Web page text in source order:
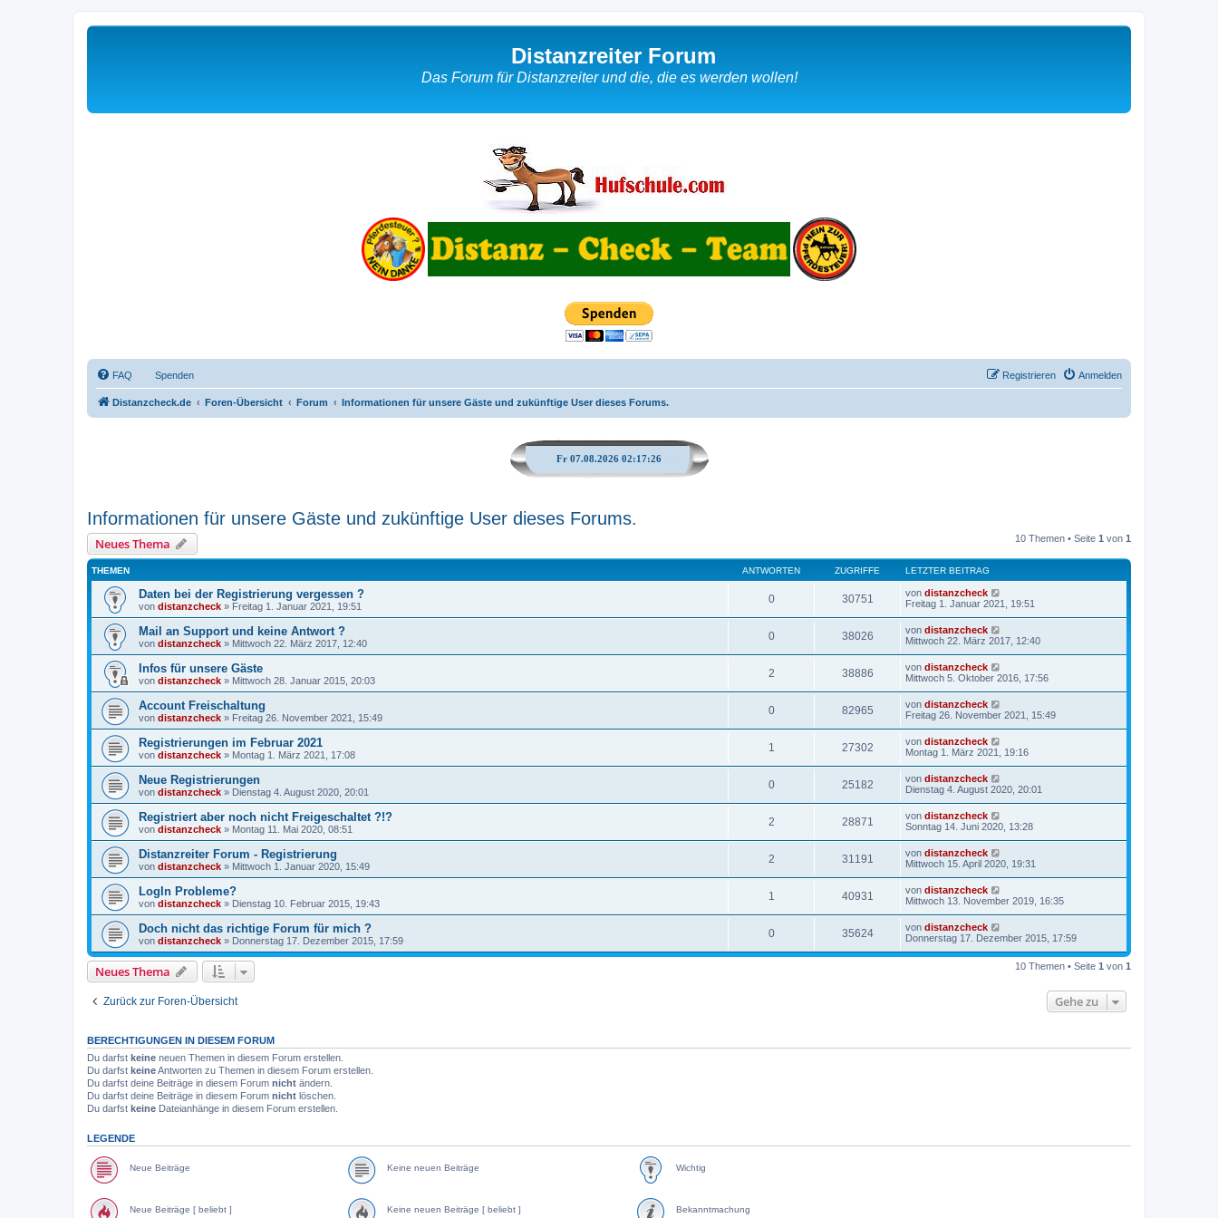
Distanzreiter Forum
Das Forum für Distanzreiter und die, die es werden wollen!
FAQ Spenden Anmelden
Registrieren
Distanzcheck.de Foren-Übersicht Forum Informationen für unsere Gäste und zukünftige User dieses Forums.
Fr 07.08.2026 02:17:27
Informationen für unsere Gäste und zukünftige User dieses Forums.
Neues Thema 10 Themen • Seite 1 von 1
THEMEN ANTWORTEN ZUGRIFFE LETZTER BEITRAG
Daten bei der Registrierung vergessen ?
von distanzcheck » Freitag 1. Januar 2021, 19:51
0 30751 von distanzcheck
Freitag 1. Januar 2021, 19:51
Mail an Support und keine Antwort ?
von distanzcheck » Mittwoch 22. März 2017, 12:40
0 38026 von distanzcheck
Mittwoch 22. März 2017, 12:40
Infos für unsere Gäste
von distanzcheck » Mittwoch 28. Januar 2015, 20:03
2 38886 von distanzcheck
Mittwoch 5. Oktober 2016, 17:56
Account Freischaltung
von distanzcheck » Freitag 26. November 2021, 15:49
0 82965 von distanzcheck
Freitag 26. November 2021, 15:49
Registrierungen im Februar 2021
von distanzcheck » Montag 1. März 2021, 17:08
1 27302 von distanzcheck
Montag 1. März 2021, 19:16
Neue Registrierungen
von distanzcheck » Dienstag 4. August 2020, 20:01
0 25182 von distanzcheck
Dienstag 4. August 2020, 20:01
Registriert aber noch nicht Freigeschaltet ?!?
von distanzcheck » Montag 11. Mai 2020, 08:51
2 28871 von distanzcheck
Sonntag 14. Juni 2020, 13:28
Distanzreiter Forum - Registrierung
von distanzcheck » Mittwoch 1. Januar 2020, 15:49
2 31191 von distanzcheck
Mittwoch 15. April 2020, 19:31
LogIn Probleme?
von distanzcheck » Dienstag 10. Februar 2015, 19:43
1 40931 von distanzcheck
Mittwoch 13. November 2019, 16:35
Doch nicht das richtige Forum für mich ?
von distanzcheck » Donnerstag 17. Dezember 2015, 17:59
0 35624 von distanzcheck
Donnerstag 17. Dezember 2015, 17:59
Neues Thema 10 Themen • Seite 1 von 1
Zurück zur Foren-Übersicht Gehe zu
BERECHTIGUNGEN IN DIESEM FORUM
Du darfst keine neuen Themen in diesem Forum erstellen.
Du darfst keineAntworten zu Themen in diesem Forum erstellen.
Du darfst deine Beiträge in diesem Forum nicht ändern.
Du darfst deine Beiträge in diesem Forum nicht löschen.
Du darfst keine Dateianhänge in diesem Forum erstellen.
LEGENDE
Neue Beiträge
Neue Beiträge [ beliebt ]
Keine neuen Beiträge
Keine neuen Beiträge [ beliebt ]
Wichtig
Bekanntmachung